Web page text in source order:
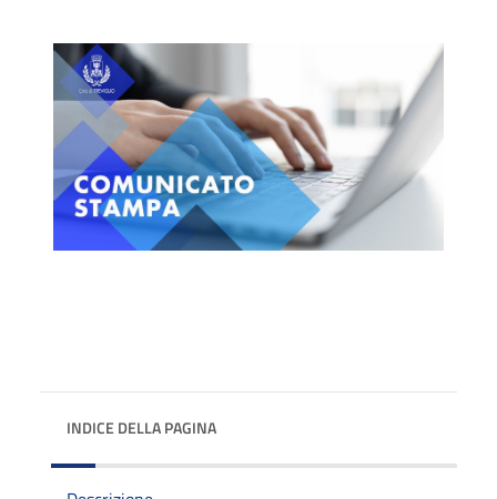
INDICE DELLA PAGINA